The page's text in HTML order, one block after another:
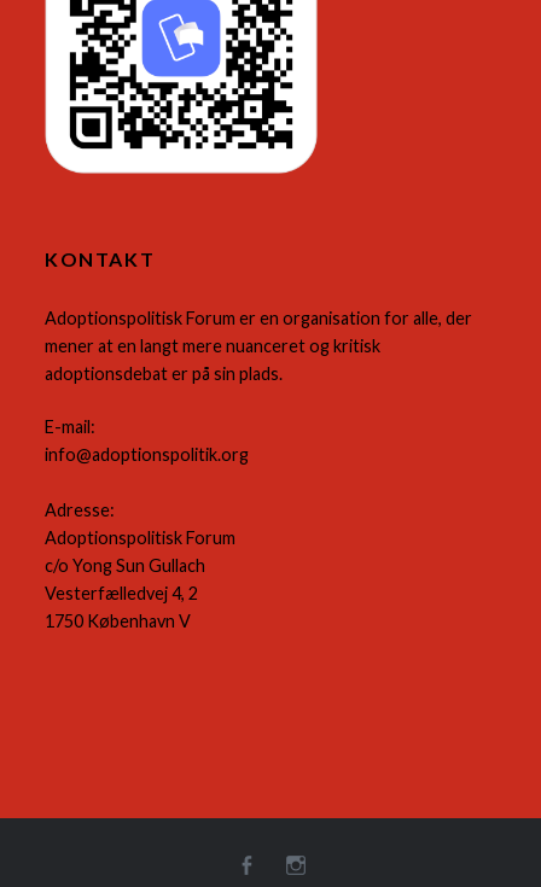
KONTAKT
Adoptionspolitisk Forum er en organisation for alle, der
mener at en langt mere nuanceret og kritisk
adoptionsdebat er på sin plads.
E-mail:
info@adoptionspolitik.org
Adresse:
Adoptionspolitisk Forum
c/o Yong Sun Gullach
Vesterfælledvej 4, 2
1750 København V
FacebookInstagram